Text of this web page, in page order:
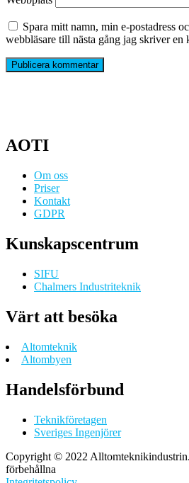
Spara mitt namn, min e-postadress
webbläsare till nästa gång jag skriver en
AOTI
Om oss
Priser
Kontakt
GDPR
Kunskapscentrum
SIFU
Chalmers Industriteknik
Värt att besöka
Altomteknik
Altombyen
Handelsförbund
Teknikföretagen
Sveriges Ingenjörer
Copyright © 2022
förbehållna